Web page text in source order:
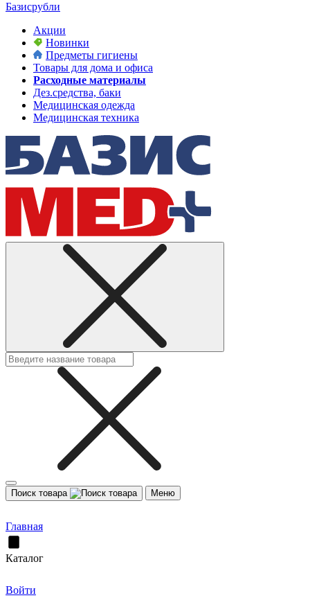
Базисрубли
Акции
Новинки
Предметы гигиены
Товары для дома и офиса
Расходные материалы
Дез.средства, баки
Медицинская одежда
Медицинская техника
Поиск товара Меню
Главная
Каталог
Войти